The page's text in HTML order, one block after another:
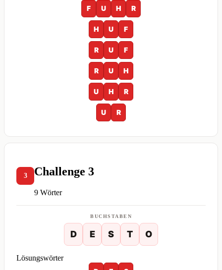
F
U H R
H U F
R U F
R U H
U H R
U R
3 Challenge 3
9 Wörter
BUCHSTABEN
D E S T O
Lösungswörter